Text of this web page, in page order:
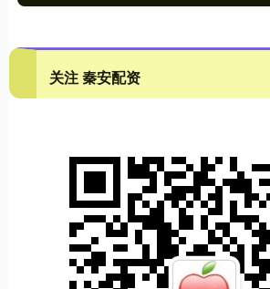
关注 秦安配资